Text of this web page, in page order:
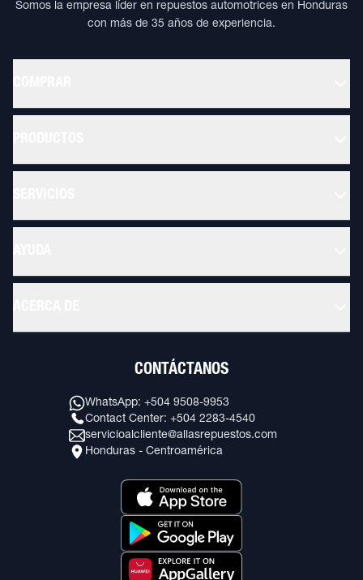
Somos la empresa líder en repuestos automotrices en Honduras
con más de 35 años de experiencia.
CONTÁCTANOS
WhatsApp: +504 9508-9953
Contact Center: +504 2283-4540
servicioalcliente@allasrepuestos.com
Honduras - Centroamérica